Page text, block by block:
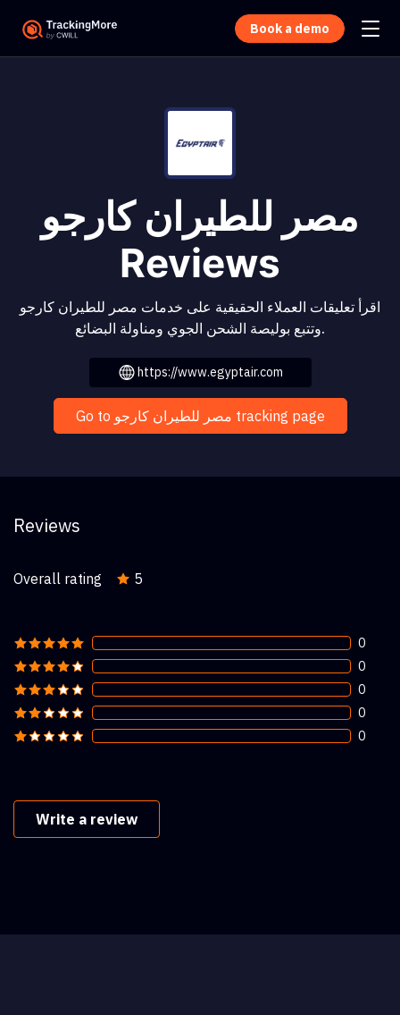
Book a demo
مصر للطيران كارجو
Reviews
اقرأ تعليقات العملاء الحقيقية على خدمات مصر للطيران كارجو
وتتبع بوليصة الشحن الجوي ومناولة البضائع.
https://www.egyptair.com
Go to مصر للطيران كارجو tracking page
Reviews
Overall rating 5
0
0
0
0
0
Write a review